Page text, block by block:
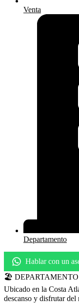
Venta
Departamento
Hablar con un
🏖️
Ubicado en la Costa
descanso y disfrutar